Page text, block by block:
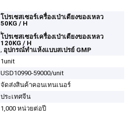
โปรเซสเซอร์เครื่องเป่าเตียงของเหลว
50KG / H
,
โปรเซสเซอร์เครื่องเป่าเตียงของเหลว
120KG / H
, อุปกรณ์ทำแห้งแบบสเปรย์ GMP
1unit
USD10990-59000/unit
จัดส่งสินค้าคอนเทนเนอร์
ประเทศจีน
1,000 หน่วยต่อปี